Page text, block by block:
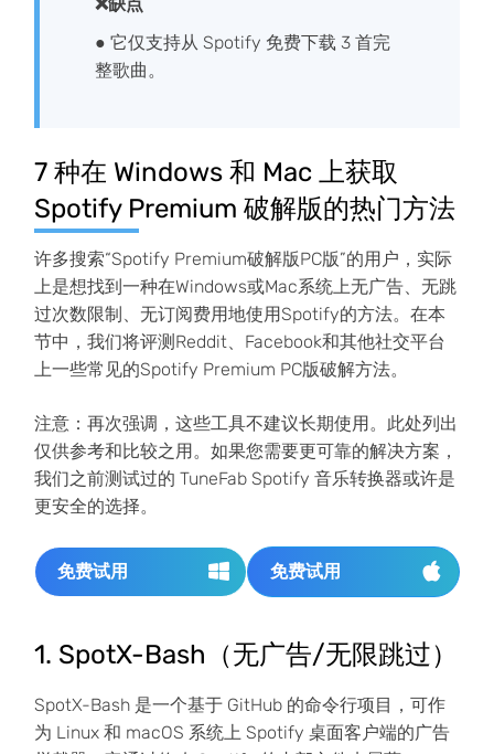
● 它仅支持从 Spotify 免费下载 3 首完
整歌曲。
7 种在 Windows 和 Mac 上获取
Spotify Premium 破解版的热门方法
许多搜索“Spotify Premium破解版PC版”的用户，实际
上是想找到一种在Windows或Mac系统上无广告、无跳
过次数限制、无订阅费用地使用Spotify的方法。在本
节中，我们将评测Reddit、Facebook和其他社交平台
上一些常见的Spotify Premium PC版破解方法。
注意：再次强调，这些工具不建议长期使用。此处列出
仅供参考和比较之用。如果您需要更可靠的解决方案，
我们之前测试过的 TuneFab Spotify 音乐转换器或许是
更安全的选择。
免费试用 免费试用
1. SpotX-Bash（无广告/无限跳过）
SpotX-Bash 是一个基于 GitHub 的命令行项目，可作
为 Linux 和 macOS 系统上 Spotify 桌面客户端的广告